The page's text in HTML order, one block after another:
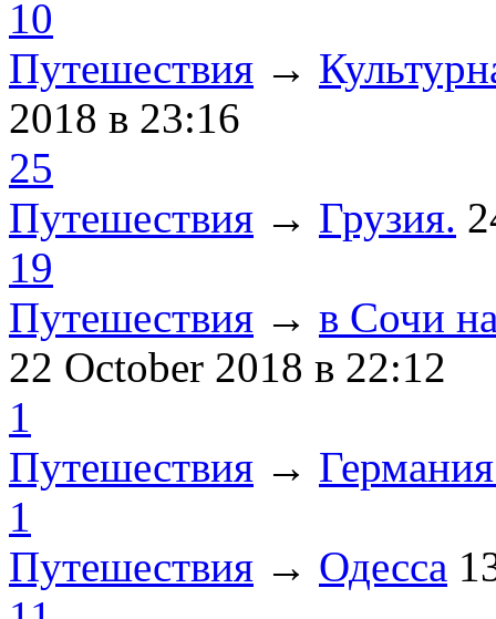
10
Путешествия →
2018 в 23:16
25
Путешествия → Грузия.
19
Путешествия → в Сочи
22 October 2018 в 22:12
1
Путешествия →
1
Путешествия → Одесса